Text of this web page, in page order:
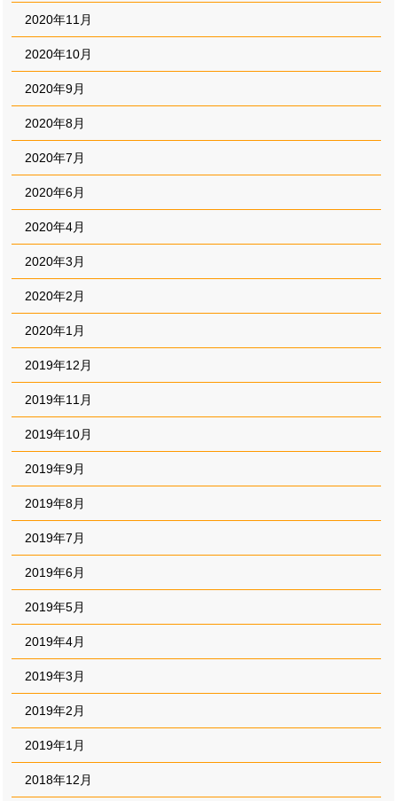
2020年11月
2020年10月
2020年9月
2020年8月
2020年7月
2020年6月
2020年4月
2020年3月
2020年2月
2020年1月
2019年12月
2019年11月
2019年10月
2019年9月
2019年8月
2019年7月
2019年6月
2019年5月
2019年4月
2019年3月
2019年2月
2019年1月
2018年12月